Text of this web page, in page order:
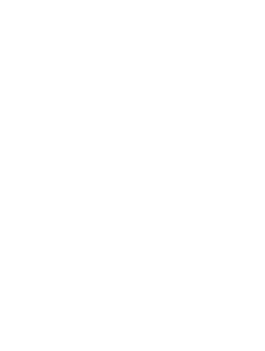
1,7 gr de leucine, 1,1 gr d'isoleucine et
trouve 1,7 gr de leucine, 1,1 gr d'isoleucine et
gr de leucine, 1,2 d'isoleucine et 1,4 gr de
et 0,4 gr de valine (pour 100 gr).
et 0,46 gr de valine.